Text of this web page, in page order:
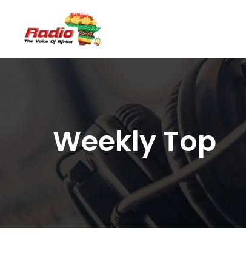
Weekly Top